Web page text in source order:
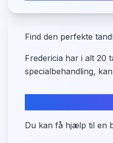
Find den perfekte
Fredericia har i alt 20
specialbehandling,
Du kan få hjælp til en